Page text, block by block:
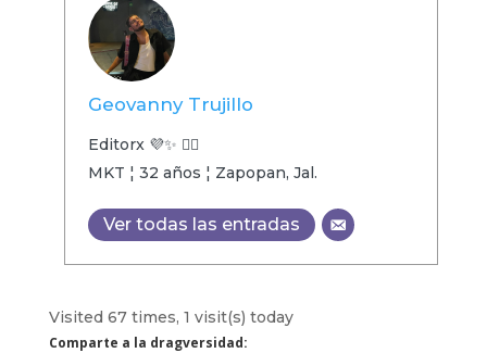
Geovanny Trujillo
Editorx 💜✨ 🏳️‍🌈
MKT ¦ 32 años ¦ Zapopan, Jal.
Ver todas las entradas
Visited 67 times, 1 visit(s) today
Comparte a la dragversidad: